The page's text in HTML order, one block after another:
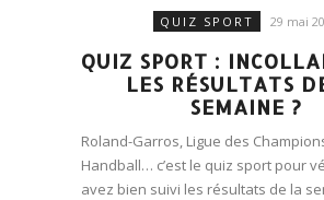
QUIZ SPORT 29 mai
QUIZ SPORT :
LES RÉSULTATS
SEMAINE ?
Roland-Garros, Ligue des
Handball… c’est le quiz sport pour
avez bien suivi les résultats de la